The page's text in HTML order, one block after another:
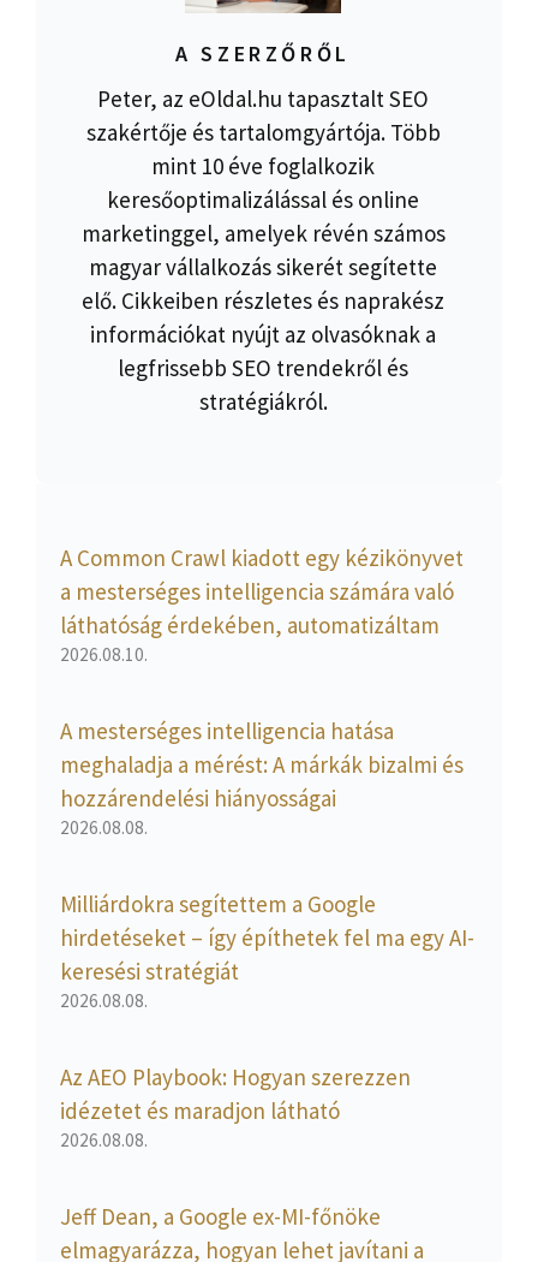
A SZERZŐRŐL
Peter, az eOldal.hu tapasztalt SEO
szakértője és tartalomgyártója. Több
mint 10 éve foglalkozik
keresőoptimalizálással és online
marketinggel, amelyek révén számos
magyar vállalkozás sikerét segítette
elő. Cikkeiben részletes és naprakész
információkat nyújt az olvasóknak a
legfrissebb SEO trendekről és
stratégiákról.
A Common Crawl kiadott egy kézikönyvet
a mesterséges intelligencia számára való
láthatóság érdekében, automatizáltam
2026.08.10.
A mesterséges intelligencia hatása
meghaladja a mérést: A márkák bizalmi és
hozzárendelési hiányosságai
2026.08.08.
Milliárdokra segítettem a Google
hirdetéseket – így építhetek fel ma egy AI-
keresési stratégiát
2026.08.08.
Az AEO Playbook: Hogyan szerezzen
idézetet és maradjon látható
2026.08.08.
Jeff Dean, a Google ex-MI-főnöke
elmagyarázza, hogyan lehet javítani a